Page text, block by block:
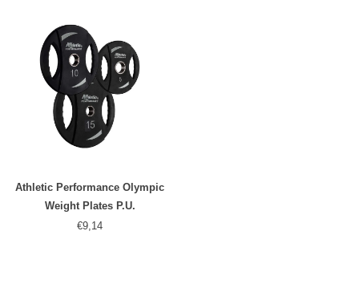
Athletic Performance Olympic
Weight Plates P.U.
€9,14